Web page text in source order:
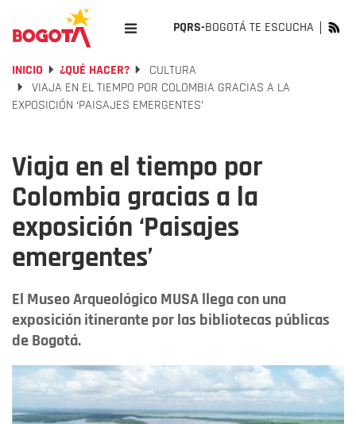
PQRS-BOGOTÁ TE ESCUCHA
INICIO ¿QUÉ HACER?
CULTURA
VIAJA EN EL TIEMPO POR COLOMBIA GRACIAS A LA
EXPOSICIÓN ‘PAISAJES EMERGENTES’
Viaja en el tiempo por
Colombia gracias a la
exposición ‘Paisajes
emergentes’
El Museo Arqueológico MUSA llega con una
exposición itinerante por las bibliotecas públicas
de Bogotá.